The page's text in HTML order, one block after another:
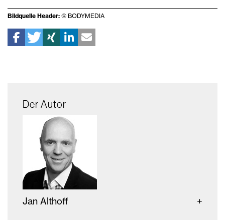
Bildquelle Header: © BODYMEDIA
Der Autor
Jan Althoff